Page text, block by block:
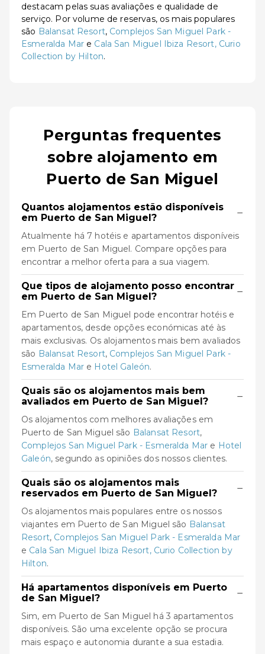
destacam pelas suas avaliações e qualidade de
serviço. Por volume de reservas, os mais populares
são Balansat Resort, Complejos San Miguel Park -
Esmeralda Mare Cala San Miguel Ibiza Resort, Curio
Collection by Hilton.
Perguntas frequentes
sobre alojamento em
Puerto de San Miguel
Quantos alojamentos estão disponíveis
em Puerto de San Miguel?
−
Atualmente há 7 hotéis e apartamentos disponíveis
em Puerto de San Miguel. Compare opções para
encontrar a melhor oferta para a sua viagem.
Que tipos de alojamento posso encontrar
em Puerto de San Miguel?
−
Em Puerto de San Miguel pode encontrar hotéis e
apartamentos, desde opções económicas até às
mais exclusivas. Os alojamentos mais bem avaliados
são Balansat Resort, Complejos San Miguel Park -
Esmeralda Mare Hotel Galeón.
Quais são os alojamentos mais bem
avaliados em Puerto de San Miguel?
−
Os alojamentos com melhores avaliações em
Puerto de San Miguel são Balansat Resort,
Complejos San Miguel Park - Esmeralda Mar e Hotel
Galeón, segundo as opiniões dos nossos clientes.
Quais são os alojamentos mais
reservados em Puerto de San Miguel?
−
Os alojamentos mais populares entre os nossos
viajantes em Puerto de San Miguel são Balansat
Resort, Complejos San Miguel Park - Esmeralda Mar
e Cala San Miguel Ibiza Resort, Curio Collection by
Hilton.
Há apartamentos disponíveis em Puerto
de San Miguel?
−
Sim, em Puerto de San Miguel há 3 apartamentos
disponíveis. São uma excelente opção se procura
mais espaço e autonomia durante a sua estadia.